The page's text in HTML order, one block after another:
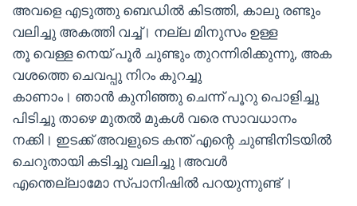
അവളെ എടുത്തു ബെഡിൽ കിടത്തി, കാലു രണ്ടും
വലിച്ചു അകത്തി വച്ച്। നല്ല മിനുസം ഉള്ള
തൂ വെള്ള നെയ് പൂർ ചുണ്ടും തുറന്നിരിക്കുന്നു, അക
വശത്തെ ചെവപ്പു നിറം കുറച്ചു
കാണാം। ഞാൻ കുനിഞ്ഞു ചെന്ന് പൂറു പൊളിച്ചു
പിടിച്ചു താഴെ മുതൽ മുകൾ വരെ സാവധാനം
നക്കി। ഇടക്ക് അവളുടെ കന്ത് എന്റെ ചുണ്ടിനിടയിൽ
ചെറുതായി കടിച്ചു വലിച്ചു।അവൾ
എന്തെല്ലാമോ സ്പാനിഷിൽ പറയുന്നുണ്ട് ।